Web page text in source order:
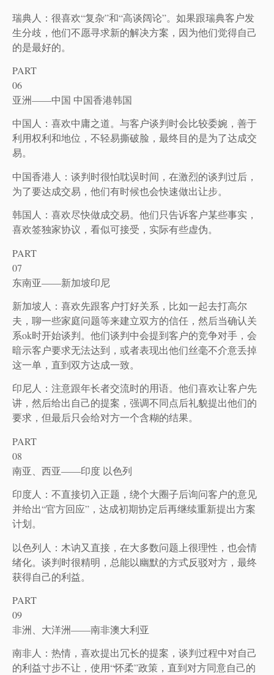
瑞典人：很喜欢“复杂”和“高谈阔论”。如果跟瑞典客户发
生分歧，他们不愿寻求新的解决方案，因为他们觉得自己
的是最好的。
PART
06
亚洲——中国 中国香港韩国
中国人：喜欢中庸之道。与客户谈判时会比较委婉，善于
利用权利和地位，不轻易撕破脸，最终目的是为了达成交
易。
中国香港人：谈判时很怕耽误时间，在激烈的谈判过后，
为了要达成交易，他们有时候也会快速做出让步。
韩国人：喜欢尽快做成交易。他们只告诉客户某些事实，
喜欢签独家协议，看似可接受，实际有些虚伪。
PART
07
东南亚——新加坡印尼
新加坡人：喜欢先跟客户打好关系，比如一起去打高尔
夫，聊一些家庭问题等来建立双方的信任，然后当确认关
系ok时开始谈判。他们谈判中会提到客户的竞争对手，会
暗示客户要求无法达到，或者表现出他们丝毫不介意丢掉
这一单，直到双方达成一致。
印尼人：注意跟年长者交流时的用语。他们喜欢让客户先
讲，然后给出自己的提案，强调不同点后礼貌提出他们的
要求，但最后只会给对方一个含糊的结果。
PART
08
南亚、西亚——印度 以色列
印度人：不直接切入正题，绕个大圈子后询问客户的意见
并给出“官方回应”，达成初期协定后再继续重新提出方案
计划。
以色列人：木讷又直接，在大多数问题上很理性，也会情
绪化。谈判时很精明，总能以幽默的方式反驳对方，最终
获得自己的利益。
PART
09
非洲、大洋洲——南非澳大利亚
南非人：热情，喜欢提出冗长的提案，谈判过程中对自己
的利益寸步不让，使用“怀柔”政策，直到对方同意自己的